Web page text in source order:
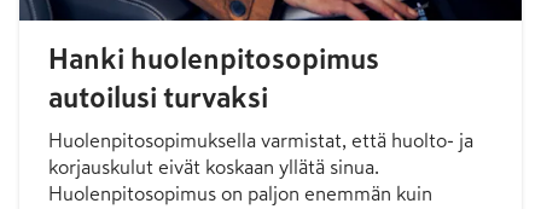
Hanki huolenpitosopimus
autoilusi turvaksi
Huolenpitosopimuksella varmistat, että huolto- ja
korjauskulut eivät koskaan yllätä sinua.
Huolenpitosopimus on paljon enemmän kuin